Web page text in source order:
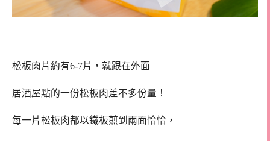
松板肉片約有6-7片，就跟在外面
居酒屋點的一份松板肉差不多份量！
每一片松板肉都以鐵板煎到兩面恰恰，